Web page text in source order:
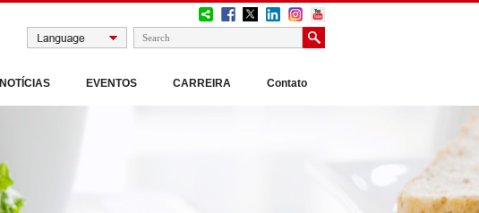
NOTÍCIAS EVENTOS CARREIRA Contato